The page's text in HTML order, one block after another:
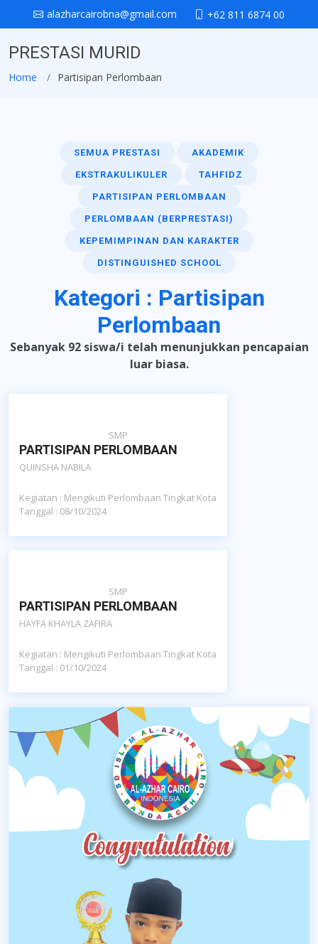
alazharcairobna@gmail.com +62 811 6874 00
PRESTASI MURID
Home Partisipan Perlombaan
SEMUA PRESTASI AKADEMIK
EKSTRAKULIKULER TAHFIDZ
PARTISIPAN PERLOMBAAN
PERLOMBAAN (BERPRESTASI)
KEPEMIMPINAN DAN KARAKTER
DISTINGUISHED SCHOOL
Kategori : Partisipan
Perlombaan
Sebanyak 92 siswa/i telah menunjukkan pencapaian
luar biasa.
SMP
PARTISIPAN PERLOMBAAN
QUINSHA NABILA
Kegiatan : Mengikuti Perlombaan Tingkat Kota
Tanggal : 08/10/2024
SMP
PARTISIPAN PERLOMBAAN
HAYFA KHAYLA ZAFIRA
Kegiatan : Mengikuti Perlombaan Tingkat Kota
Tanggal : 01/10/2024